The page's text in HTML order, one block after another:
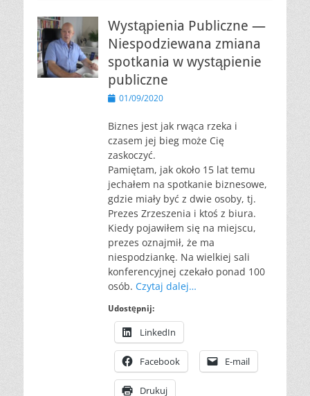
Wystąpienia Publiczne —
Niespodziewana zmiana
spotkania w wystąpienie
publiczne
Opublikowano
01/09/2020
Biznes jest jak rwąca rzeka i
czasem jej bieg może Cię
zaskoczyć.
Pamiętam, jak około 15 lat temu
jechałem na spotkanie biznesowe,
gdzie miały być z dwie osoby, tj.
Prezes Zrzeszenia i ktoś z biura.
Kiedy pojawiłem się na miejscu,
prezes oznajmił, że ma
niespodziankę. Na wielkiej sali
konferencyjnej czekało ponad 100
osób. Czytaj dalej…
Udostępnij:
LinkedIn
Facebook E-mail
Drukuj